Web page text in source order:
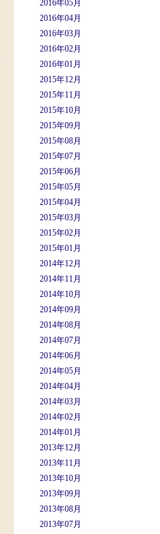
2016年05月
2016年04月
2016年03月
2016年02月
2016年01月
2015年12月
2015年11月
2015年10月
2015年09月
2015年08月
2015年07月
2015年06月
2015年05月
2015年04月
2015年03月
2015年02月
2015年01月
2014年12月
2014年11月
2014年10月
2014年09月
2014年08月
2014年07月
2014年06月
2014年05月
2014年04月
2014年03月
2014年02月
2014年01月
2013年12月
2013年11月
2013年10月
2013年09月
2013年08月
2013年07月